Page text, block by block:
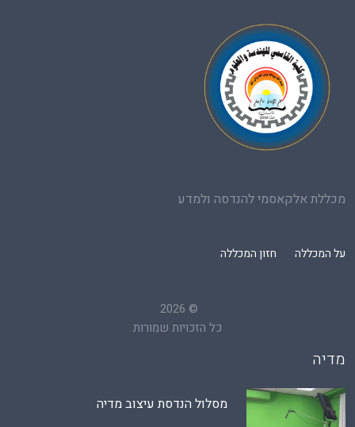
מכללת אלקאסמי להנדסה ולמדע
על המכללה חזון המכללה
©
2026
כל הזכויות שמורות
מדיה
מסלול הנדסת עיצוב מדיה